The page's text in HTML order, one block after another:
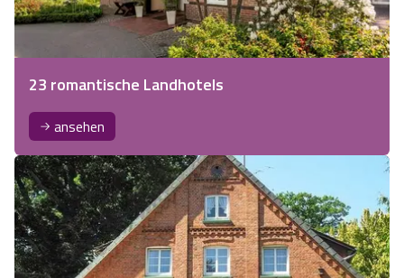
23 romantische Landhotels
ansehen